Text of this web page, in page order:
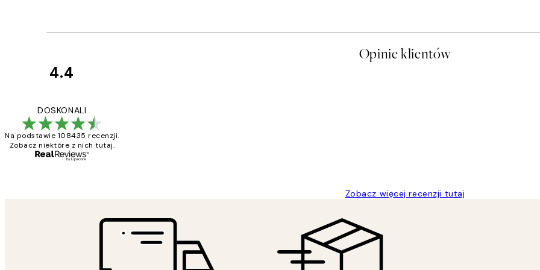
Opinie klientów
4.4
DOSKONALI
Na podstawie 108435 recenzji.
Zobacz niektóre z nich tutaj.
Zobacz więcej recenzji tutaj